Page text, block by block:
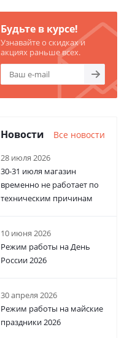
Будьте в курсе!
Узнавайте о скидках и
акциях раньше всех.
Новости Все новости
28 июля 2026
30-31 июля магазин
временно не работает по
техническим причинам
10 июня 2026
Режим работы на День
России 2026
30 апреля 2026
Режим работы на майские
праздники 2026